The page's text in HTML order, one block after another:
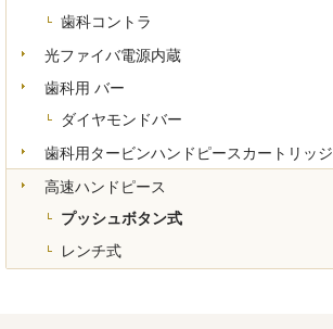
歯科コントラ
光ファイバ電源内蔵
歯科用 バー
ダイヤモンドバー
歯科用タービンハンドピースカートリッジ
高速ハンドピース
プッシュボタン式
レンチ式